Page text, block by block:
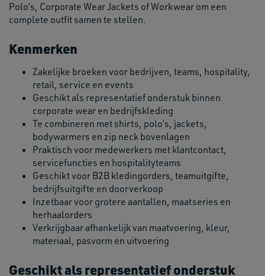
Polo’s, Corporate Wear Jackets of Workwear om een
complete outfit samen te stellen.
Kenmerken
Zakelijke broeken voor bedrijven, teams, hospitality,
retail, service en events
Geschikt als representatief onderstuk binnen
corporate wear en bedrijfskleding
Te combineren met shirts, polo’s, jackets,
bodywarmers en zip neck bovenlagen
Praktisch voor medewerkers met klantcontact,
servicefuncties en hospitalityteams
Geschikt voor B2B kledingorders, teamuitgifte,
bedrijfsuitgifte en doorverkoop
Inzetbaar voor grotere aantallen, maatseries en
herhaalorders
Verkrijgbaar afhankelijk van maatvoering, kleur,
materiaal, pasvorm en uitvoering
Geschikt als representatief onderstuk